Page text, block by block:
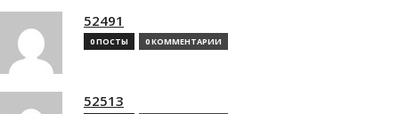
52491
0 ПОСТЫ 0 КОММЕНТАРИИ
52513